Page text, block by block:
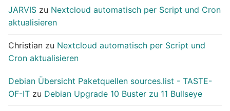
JARVIS zu Nextcloud automatisch per Script und Cron
aktualisieren
Christian zu Nextcloud automatisch per Script und
Cron aktualisieren
Debian Übersicht Paketquellen sources.list - TASTE-
OF-IT zu Debian Upgrade 10 Buster zu 11 Bullseye